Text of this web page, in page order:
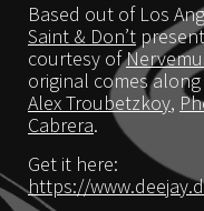
Based out of Los
Saint & Don’t
courtesy of
original comes
Alex Troubetzkoy,
Cabrera.
Get it here:
https://